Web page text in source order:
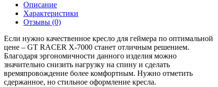
Описание
Характеристики
Отзывы (0)
Если нужно качественное кресло для геймера по оптимальной
цене – GT RACER X-7000 станет отличным решением.
Благодаря эргономичности данного изделия можно
значительно снизить нагрузку на спину и сделать
времяпровождение более комфортным. Нужно отметить
сдержанное, но стильное оформление кресла.